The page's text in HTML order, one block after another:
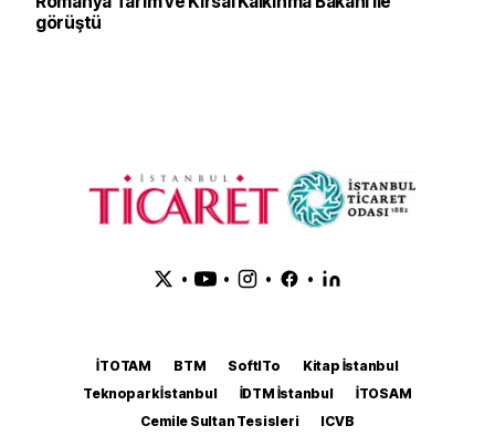
görüştü
• • • •
İTOTAM BTM SoftITo
Kitap İstanbul
Teknopark İstanbul
İDTM İstanbul
İTOSAM
Cemile Sultan Tesisleri
ICVB